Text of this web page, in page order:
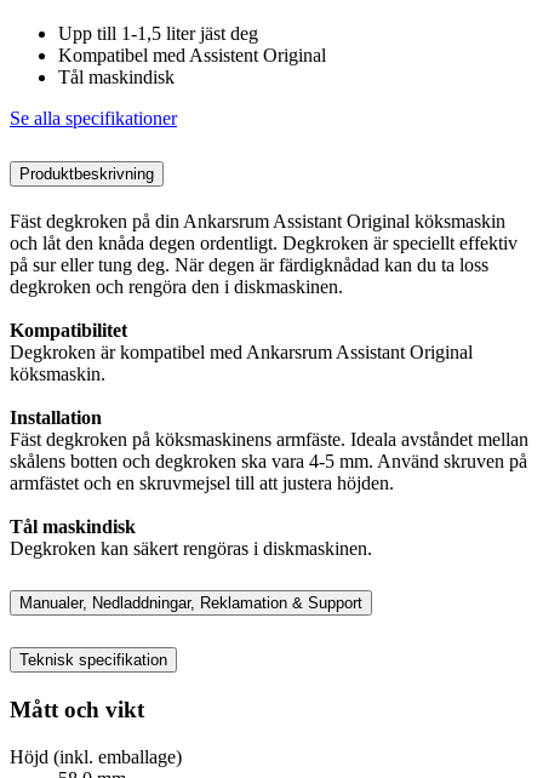
Upp till 1-1,5 liter jäst deg
Kompatibel med Assistent Original
Tål maskindisk
Se alla specifikationer
Produktbeskrivning
Fäst degkroken på din Ankarsrum Assistant Original köksmaskin
och låt den knåda degen ordentligt. Degkroken är speciellt effektiv
på sur eller tung deg. När degen är färdigknådad kan du ta loss
degkroken och rengöra den i diskmaskinen.
Kompatibilitet
Degkroken är kompatibel med Ankarsrum Assistant Original
köksmaskin.
Installation
Fäst degkroken på köksmaskinens armfäste. Ideala avståndet mellan
skålens botten och degkroken ska vara 4-5 mm. Använd skruven på
armfästet och en skruvmejsel till att justera höjden.
Tål maskindisk
Degkroken kan säkert rengöras i diskmaskinen.
Manualer, Nedladdningar, Reklamation & Support
Teknisk specifikation
Mått och vikt
Höjd (inkl. emballage)